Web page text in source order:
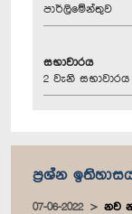
පාර්ලිමේන්තුව
සභාවාරය
2 වැනි සභාවාරය
ප්‍රශ්න
07-06-2022 නව